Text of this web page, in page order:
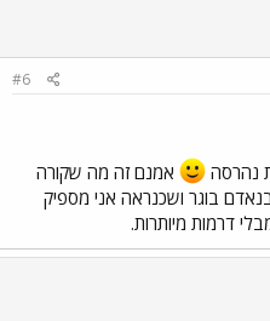
#6
נהרסה
אמנם זה מה שקורה
בוגר ושכנראה אני מספיק
דרמות מיותרות.